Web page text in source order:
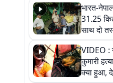
भारत-
31.25
साथ दो
नेपाली
जब्त
VIDEO :
कुमारी
क्या हुआ,